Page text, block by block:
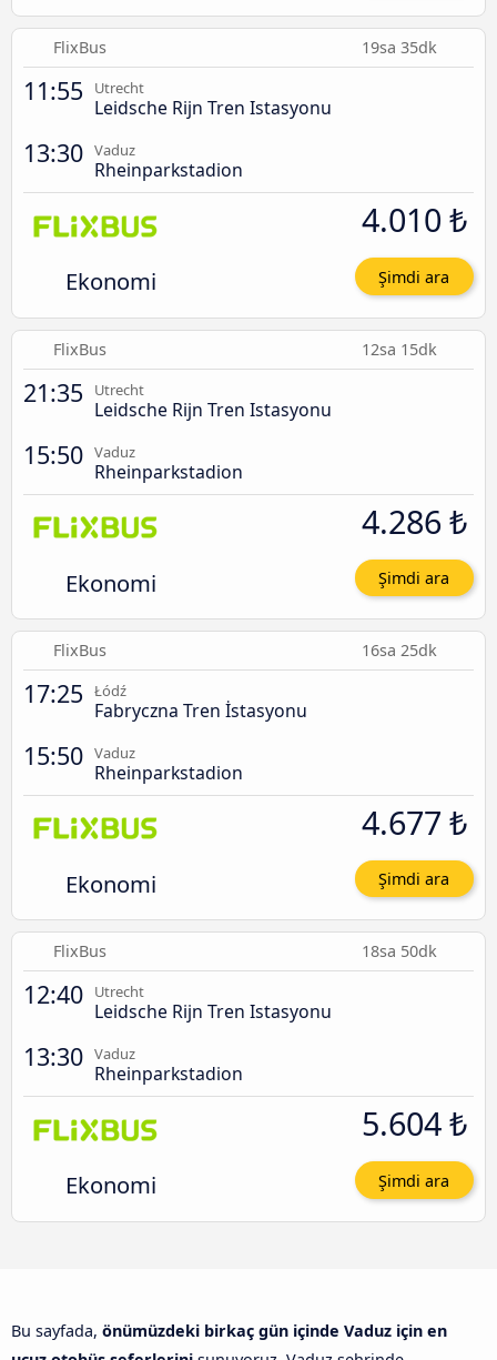
FlixBus 19sa 35dk
11:55 Utrecht
Leidsche Rijn Tren Istasyonu
13:30 Vaduz
Rheinparkstadion
Ekonomi
4.010 ₺
Şimdi ara
FlixBus 12sa 15dk
21:35 Utrecht
Leidsche Rijn Tren Istasyonu
15:50 Vaduz
Rheinparkstadion
Ekonomi
4.286 ₺
Şimdi ara
FlixBus 16sa 25dk
17:25 Łódź
Fabryczna Tren İstasyonu
15:50 Vaduz
Rheinparkstadion
Ekonomi
4.677 ₺
Şimdi ara
FlixBus 18sa 50dk
12:40 Utrecht
Leidsche Rijn Tren Istasyonu
13:30 Vaduz
Rheinparkstadion
Ekonomi
5.604 ₺
Şimdi ara
Bu sayfada, önümüzdeki birkaç gün içinde Vaduz için en